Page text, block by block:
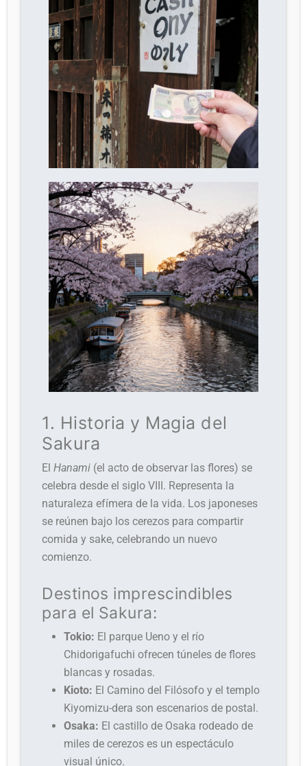
1. Historia y Magia del
Sakura
ElHanami (el acto de observar las flores) se
celebra desde el siglo VIII. Representa la
naturaleza efímera de la vida. Los japoneses
se reúnen bajo los cerezos para compartir
comida y sake, celebrando un nuevo
comienzo.
Destinos imprescindibles
para el Sakura:
Tokio: El parque Ueno y el río
Chidorigafuchi ofrecen túneles de flores
blancas y rosadas.
Kioto: El Camino del Filósofo y el templo
Kiyomizu-dera son escenarios de postal.
Osaka: El castillo de Osaka rodeado de
miles de cerezos es un espectáculo
visual único.